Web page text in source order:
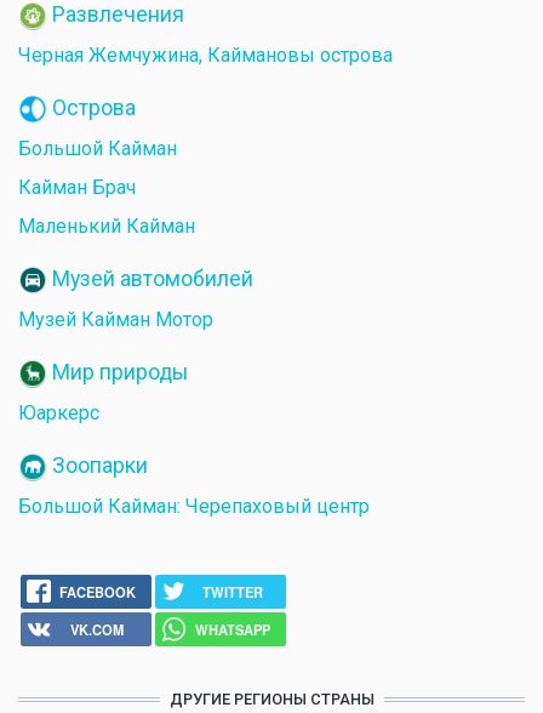
Развлечения
Черная Жемчужина, Каймановы острова
Острова
Большой Кайман
Кайман Брач
Маленький Кайман
Музей автомобилей
Музей Кайман Мотор
Мир природы
Юаркерс
Зоопарки
Большой Кайман: Черепаховый центр
FACEBOOK
TWITTER
VK.COM
WHATSAPP
ДРУГИЕ РЕГИОНЫ СТРАНЫ